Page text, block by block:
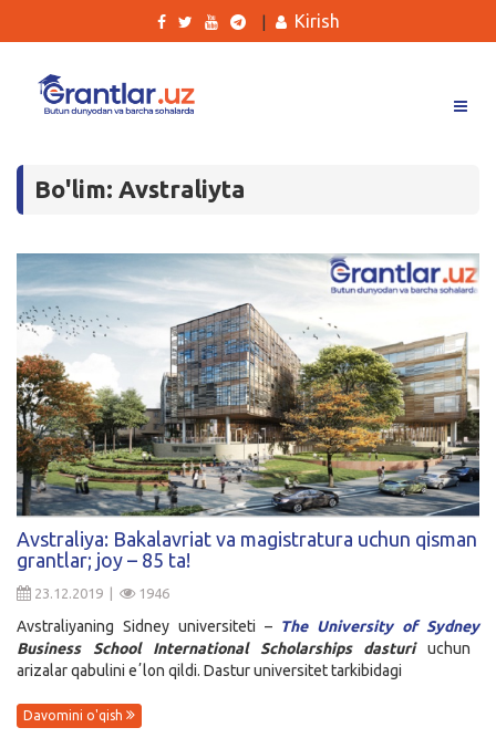
Tanlovlar
Kurslar
Blog
Yana
Qidirish
Kirish
Bo'lim: Avstraliyta
Avstraliya: Bakalavriat va magistratura uchun qisman
grantlar; joy – 85 ta!
23.12.2019 | 1946
Avstraliyaning Sidney universiteti – The University of Sydney
Business School International Scholarships dasturiuchun
arizalar qabulini eʼlon qildi. Dastur universitet tarkibidagi
Davomini o'qish